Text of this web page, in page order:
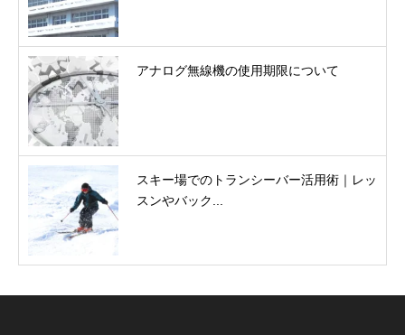
アナログ無線機の使用期限について
スキー場でのトランシーバー活用術｜レッ
スンやバック...